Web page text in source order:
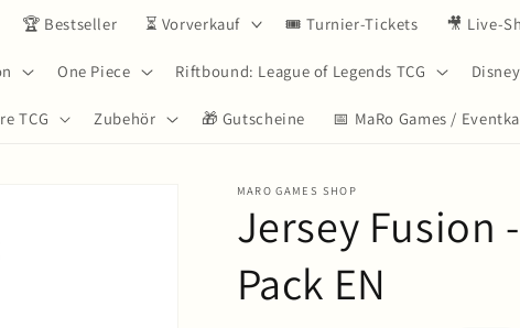
🏆 Bestseller ⏳ Vorverkauf 🎟️ Turnier-Tickets 🎥 Live-
One Piece Riftbound: League of Legends TCG
TCG Zubehör 🎁 Gutscheine 📅 MaRo Games /
MARO GAMES SHOP
Jersey Fusion
Pack EN